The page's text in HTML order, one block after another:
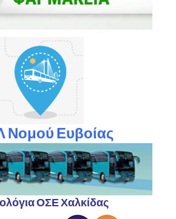
Νομού Ευβοίας
ΟΣΕ Χαλκίδας